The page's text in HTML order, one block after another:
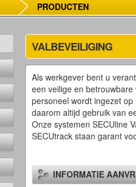
PRODUCTEN
VALBEVEILIGING
Als werkgever bent u
een veilige en
personeel wordt ingezet
daarom altijd gebruik van
Onze systemen SECUline
SECUtrack staan garant
INFORMATIE